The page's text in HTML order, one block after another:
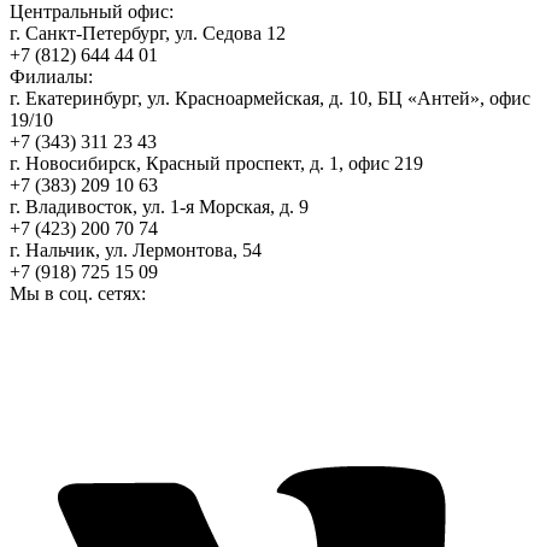
Центральный офис:
г. Санкт-Петербург, ул. Седова 12
+7 (812) 644 44 01
Филиалы:
г. Екатеринбург, ул. Красноармейская, д. 10, БЦ «Антей», офис
19/10
+7 (343) 311 23 43
г. Новосибирск, Красный проспект, д. 1, офис 219
+7 (383) 209 10 63
г. Владивосток, ул. 1-я Морская, д. 9
+7 (423) 200 70 74
г. Нальчик, ул. Лермонтова, 54
+7 (918) 725 15 09
Мы в соц. сетях: